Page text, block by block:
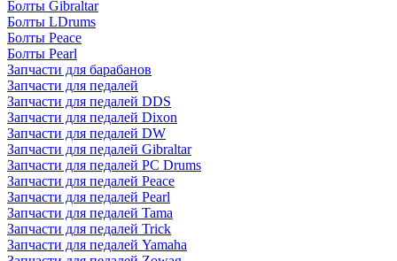
Болты Gibraltar
Болты LDrums
Болты Peace
Болты Pearl
Запчасти для барабанов
Запчасти для педалей
Запчасти для педалей DDS
Запчасти для педалей Dixon
Запчасти для педалей DW
Запчасти для педалей Gibraltar
Запчасти для педалей PC Drums
Запчасти для педалей Peace
Запчасти для педалей Pearl
Запчасти для педалей Tama
Запчасти для педалей Trick
Запчасти для педалей Yamaha